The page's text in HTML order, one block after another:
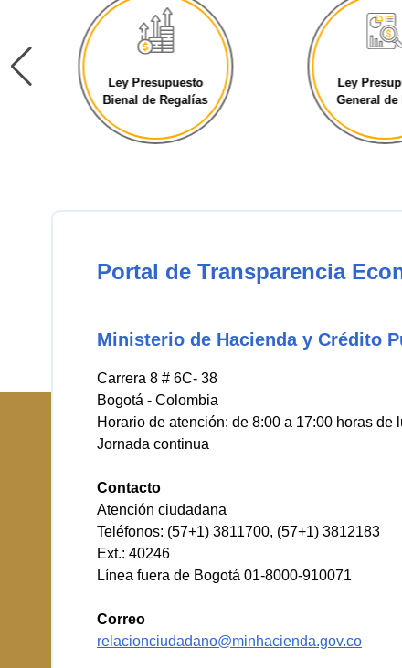
Ley Presupuesto
Bienal de Regalías
Ley
General de
Portal de Transparencia
Ministerio de Hacienda y Crédito
Carrera 8 # 6C- 38
Bogotá - Colombia
Horario de atención: de 8:00 a 17:00 horas de
Jornada continua
Contacto
Atención ciudadana
Teléfonos: (57+1) 3811700, (57+1) 3812183
Ext.: 40246
Línea fuera de Bogotá 01-8000-910071
Correo
relacionciudadano@minhacienda.gov.co